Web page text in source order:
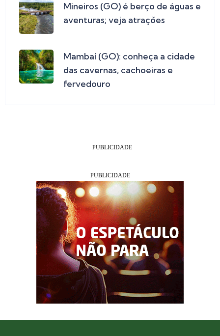
Mineiros (GO) é berço de águas e
aventuras; veja atrações
Mambaí (GO): conheça a cidade
das cavernas, cachoeiras e
fervedouro